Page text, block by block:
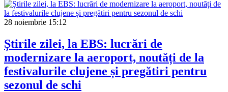
28 noiembrie 15:12
Știrile zilei, la EBS: lucrări de
modernizare la aeroport, noutăți de la
festivalurile clujene și pregătiri pentru
sezonul de schi